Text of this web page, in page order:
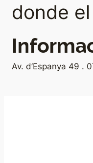
donde
Av. d’Espanya 49 .